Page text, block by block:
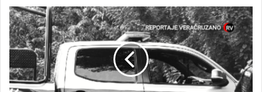
Restos
de
una
joven
son
hallados
ocultos